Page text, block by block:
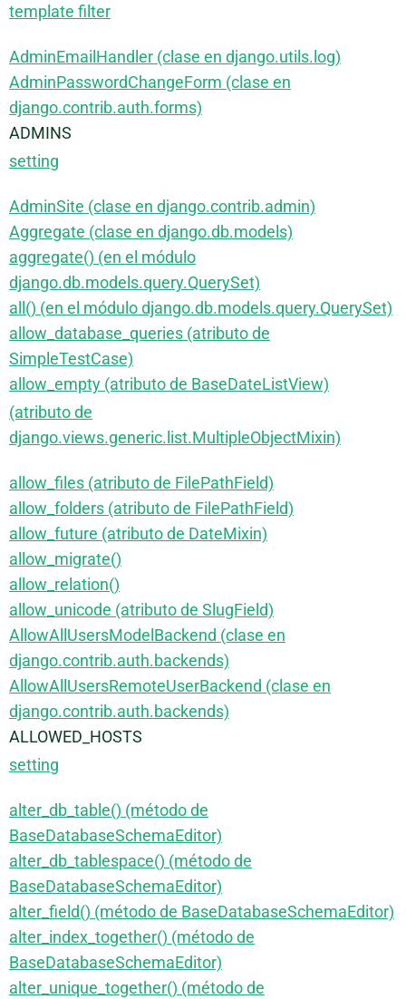
template filter
AdminEmailHandler (clase en django.utils.log)
AdminPasswordChangeForm (clase en
django.contrib.auth.forms)
ADMINS
setting
AdminSite (clase en django.contrib.admin)
Aggregate (clase en django.db.models)
aggregate() (en el módulo
django.db.models.query.QuerySet)
all() (en el módulo django.db.models.query.QuerySet)
allow_database_queries (atributo de
SimpleTestCase)
allow_empty (atributo de BaseDateListView)
(atributo de
django.views.generic.list.MultipleObjectMixin)
allow_files (atributo de FilePathField)
allow_folders (atributo de FilePathField)
allow_future (atributo de DateMixin)
allow_migrate()
allow_relation()
allow_unicode (atributo de SlugField)
AllowAllUsersModelBackend (clase en
django.contrib.auth.backends)
AllowAllUsersRemoteUserBackend (clase en
django.contrib.auth.backends)
ALLOWED_HOSTS
setting
alter_db_table() (método de
BaseDatabaseSchemaEditor)
alter_db_tablespace() (método de
BaseDatabaseSchemaEditor)
alter_field() (método de BaseDatabaseSchemaEditor)
alter_index_together() (método de
BaseDatabaseSchemaEditor)
alter_unique_together() (método de